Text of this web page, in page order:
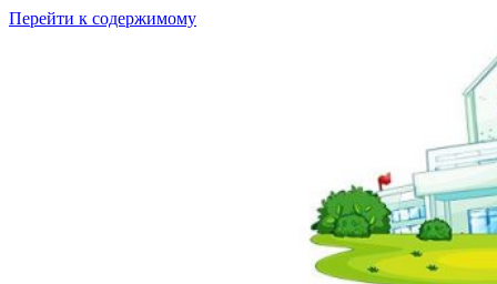
Перейти к содержимому